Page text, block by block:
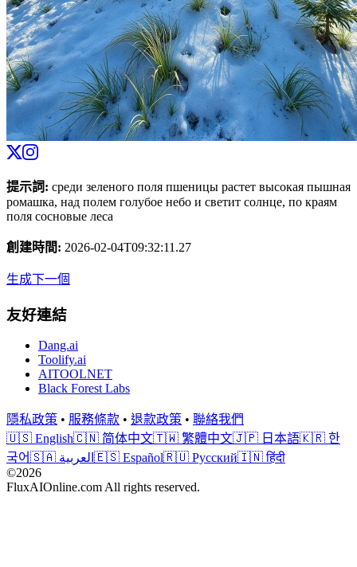
提示詞: среди зеленого поля пшеницы растет высокая пышная
ромашка, над полем голубое небо и светит солнце, по краям
поля сосновые леса
創建時間: 2026-02-04T09:32:11.27
生成下一個
友好連結
Dang.ai
Toolify.ai
AITOOLNET
Black Forest Labs
隱私政策 • 服務條款 • 退款政策 • 聯絡我們
🇺🇸 English🇨🇳 简体中文🇹🇼 繁體中文🇯🇵 日本語🇰🇷 한
국어
🇸🇦 العربية 🇪🇸 Español🇷🇺 Русский🇮🇳 हिंदी
©2026
FluxAIOnline.com All rights reserved.